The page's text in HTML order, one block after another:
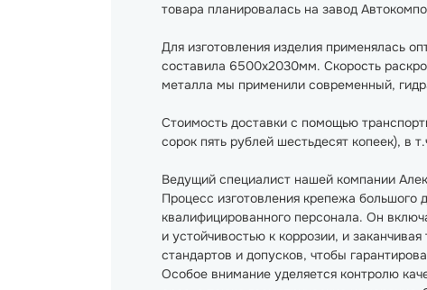
товара планировалась на завод
Для изготовления изделия применялась
составила 6500x2030мм. Скорость
металла мы применили современный,
Стоимость доставки с помощью
сорок пять рублей шестьдесят копеек), в
Ведущий специалист нашей компании
Процесс изготовления крепежа большого
квалифицированного персонала. Он
и устойчивостью к коррозии, и
стандартов и допусков, чтобы
Особое внимание уделяется контролю